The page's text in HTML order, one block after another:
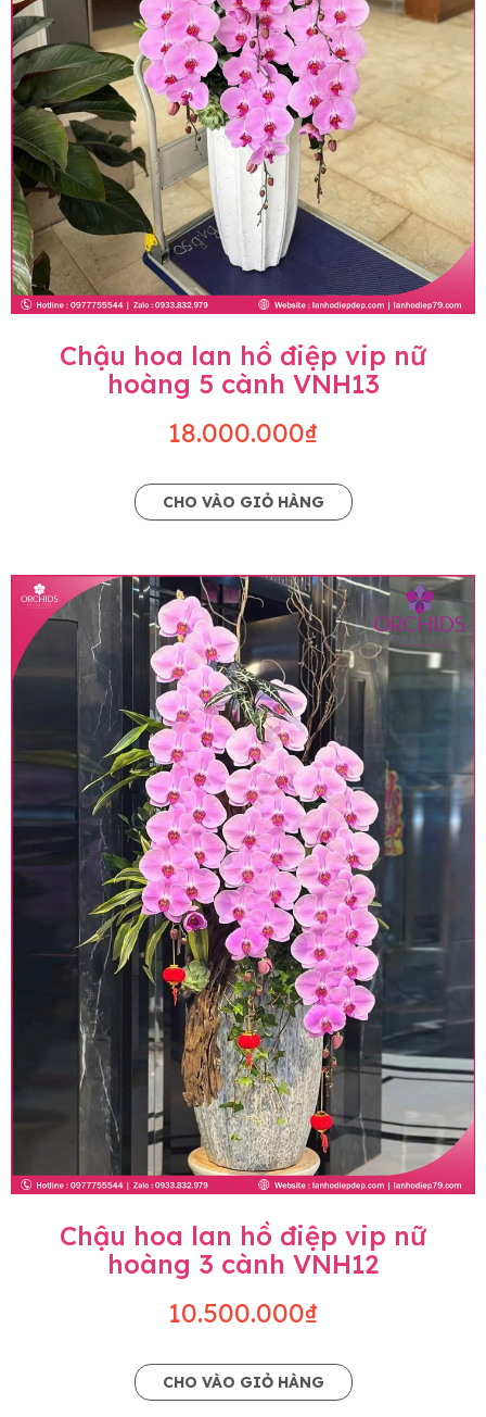
Chậu hoa lan hồ điệp vip nữ
hoàng 5 cành VNH13
18.000.000₫
CHO VÀO GIỎ HÀNG
Chậu hoa lan hồ điệp vip nữ
hoàng 3 cành VNH12
10.500.000₫
CHO VÀO GIỎ HÀNG